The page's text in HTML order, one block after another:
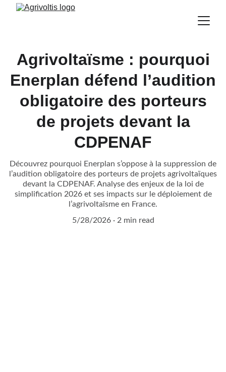
Agrivoltaïsme : pourquoi
Enerplan défend l’audition
obligatoire des porteurs
de projets devant la
CDPENAF
Découvrez pourquoi Enerplan s’oppose à la suppression de
l’audition obligatoire des porteurs de projets agrivoltaïques
devant la CDPENAF. Analyse des enjeux de la loi de
simplification 2026 et ses impacts sur le déploiement de
l’agrivoltaïsme en France.
5/28/2026
2 min read